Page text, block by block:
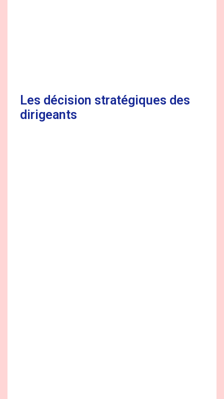
Les décision stratégiques des
dirigeants